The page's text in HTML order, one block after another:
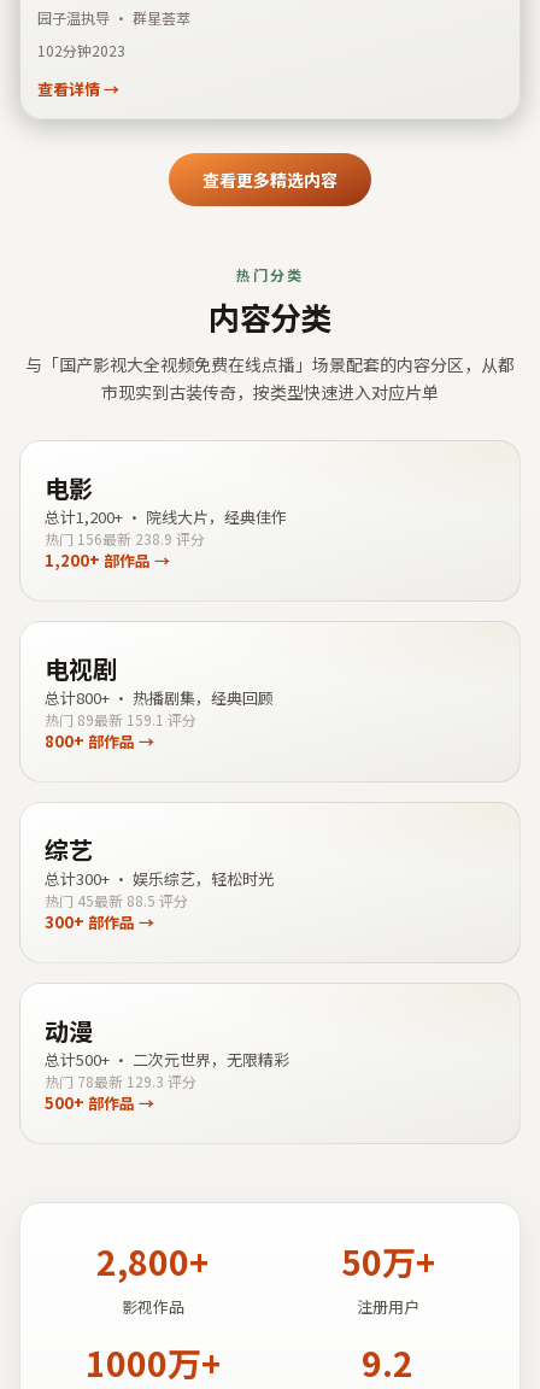
导，孔刘、周迅、染谷将太联袂主演，故事线索清晰、人物动机饱满，适
合检索「喜剧」「泰国」「园子温」并关注国产影视大全视频免费在线点
播片单的观众收藏观看。
园子温执导 · 群星荟萃
102分钟2023
查看详情 →
查看更多精选内容
热门分类
内容分类
与「国产影视大全视频免费在线点播 」场景配套的内容分区，从都
市现实到古装传奇，按类型快速进入对应片单
电影
总计1,200+ · 院线大片，经典佳作
热门 156最新 238.9 评分
1,200+ 部作品 →
电视剧
总计800+ · 热播剧集，经典回顾
热门 89最新 159.1 评分
800+ 部作品 →
综艺
总计300+ · 娱乐综艺，轻松时光
热门 45最新 88.5 评分
300+ 部作品 →
动漫
总计500+ · 二次元世界，无限精彩
热门 78最新 129.3 评分
500+ 部作品 →
2,800+
影视作品
50万+
注册用户
1000万+ 9.2